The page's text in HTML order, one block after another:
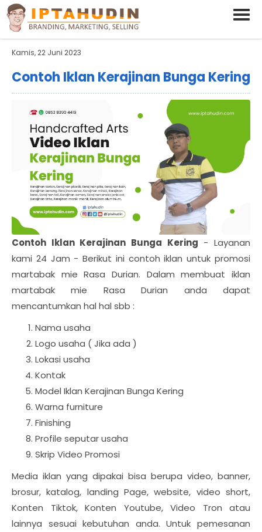
BARAND ANDA
Deskripsi Singkat Saja
Kamis, 22 Juni 2023
Contoh Iklan Kerajinan Bunga Kering
Contoh Iklan Kerajinan Bunga Kering - Layanan
kami 24 Jam - Berikut ini contoh iklan untuk promosi
martabak mie Rasa Durian. Dalam membuat iklan
martabak mie Rasa Durian anda dapat
mencantumkan hal hal sbb :
Nama usaha
Logo usaha ( Jika ada )
Lokasi usaha
Kontak
Model Iklan Kerajinan Bunga Kering
Warna furniture
Finishing
Profile seputar usaha
Skrip Video Promosi
Media iklan yang dipakai bisa berupa video, banner,
brosur, katalog, landing Page, website, video short,
Konten Tiktok, Konten Youtube, Video Tron atau
lainnya sesuai kebutuhan anda. Untuk pemesanan